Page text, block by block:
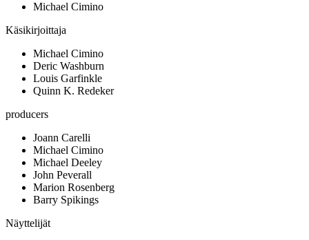
Michael Cimino
Käsikirjoittaja
Michael Cimino
Deric Washburn
Louis Garfinkle
Quinn K. Redeker
producers
Joann Carelli
Michael Cimino
Michael Deeley
John Peverall
Marion Rosenberg
Barry Spikings
Näyttelijät